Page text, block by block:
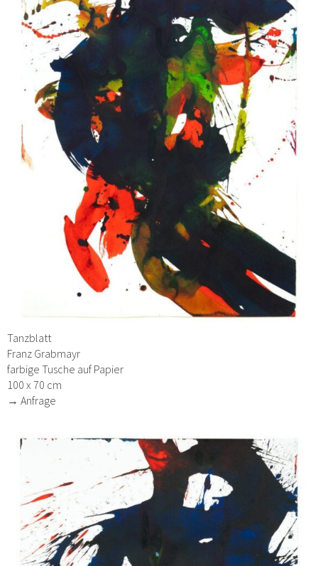
Tanzblatt
Franz Grabmayr
farbige Tusche auf Papier
100 x 70 cm
→ Anfrage